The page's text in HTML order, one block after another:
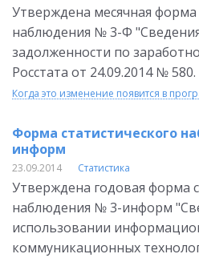
Утверждена месячная форма
наблюдения № 3-Ф
задолженности по
Росстата от 24.09.2014 № 580.
Когда это изменение появится в
Форма статистического
информ
23.09.2014 Статистика
Утверждена годовая форма
наблюдения № 3-информ
использовании
коммуникационных